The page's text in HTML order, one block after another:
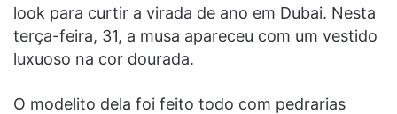
look para curtir a virada de ano em Dubai. Nesta
terça-feira, 31, a musa apareceu com um vestido
luxuoso na cor dourada.
O modelito dela foi feito todo com pedrarias